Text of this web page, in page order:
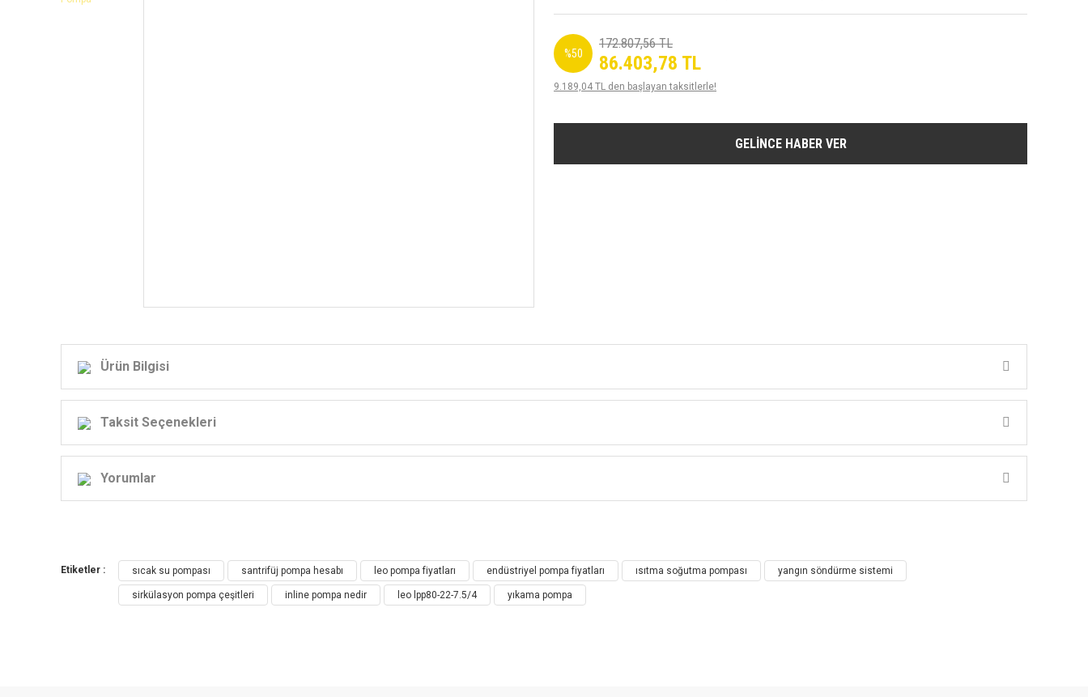
%50
172.807,56 TL
86.403,78 TL
9.189,04 TL den başlayan taksitlerle!
GELİNCE HABER VER
Ürün Bilgisi
LEO LPP SERİ DİKEY SIRALI
LPP Dikey Sıralı Pompa
Pompa LPP- Dikey Sıralı Pompanın Uygulanması
Taksit Seçenekleri
Yorumlar
Yorum Yaz
Etiketler : sıcak su pompası santrifüj pompa hesabı leo pompa fiyatları endüstriyel pompa fiyatları ısıtma soğutma pompası yangın söndürme sistemi
sirkülasyon pompa çeşitleri inline pompa nedir leo lpp80-22-7.5/4 yıkama pompa